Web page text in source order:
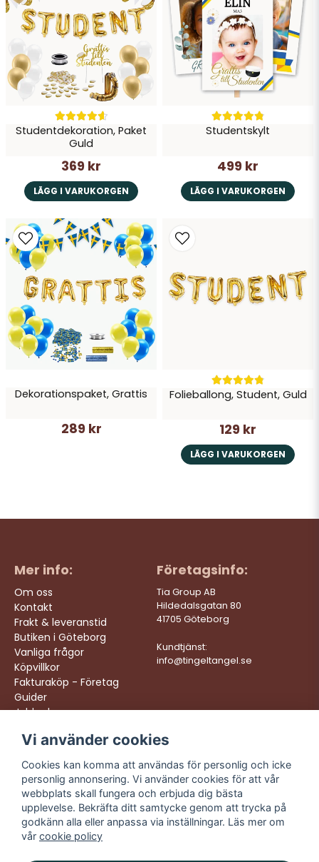
Studentdekoration, Paket
Guld
369 kr
LÄGG I VARUKORGEN
Studentskylt
499 kr
LÄGG I VARUKORGEN
Dekorationspaket, Grattis
289 kr
Folieballong, Student, Guld
129 kr
LÄGG I VARUKORGEN
Mer info:
Om oss
Kontakt
Frakt & leveranstid
Butiken i Göteborg
Vanliga frågor
Köpvillkor
Fakturaköp - Företag
Guider
Jobba hos oss
Företagsinfo:
Tia Group AB
Hildedalsgatan 80
41705 Göteborg
Kundtjänst:
info@tingeltangel.se
Följ oss:
Instagram
Facebook
TikTok
YouTube
Vi levererar:
Snabba leveranser
Trygga köp
Fri frakt över 499:-
Trevlig kundtjänst
Vi använder cookies
Cookies kan komma att användas för personlig och icke
personlig annonsering. Vi använder cookies för att vår
webbplats skall fungera och erbjuda dig bästa
upplevelse. Bekräfta ditt samtycke genom att trycka på
godkänn alla eller anpassa via inställningar. Läs mer om
vår cookie policy